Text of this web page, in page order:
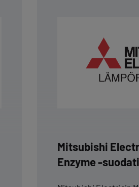
Mitsubishi
Enzyme -